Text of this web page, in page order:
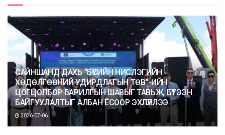
САЙНШАНД ДАХЬ “БҮСИЙН НИСЛЭГИЙН
ХӨДӨЛГӨӨНИЙ УДИРДЛАГЫН ТӨВ”-ИЙН
ЦОГЦОЛБОР БАРИЛГЫН ШАВЫГ ТАВЬЖ, БҮТЭЭН
БАЙГУУЛАЛТЫГ АЛБАН ЁСООР ЭХЛҮҮЛЛЭЭ
2026-07-06